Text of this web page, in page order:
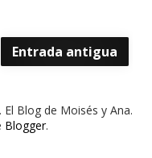
Entrada antigua
Blog de Moisés y Ana.
Blogger.